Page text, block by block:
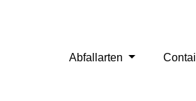
Abfallarten